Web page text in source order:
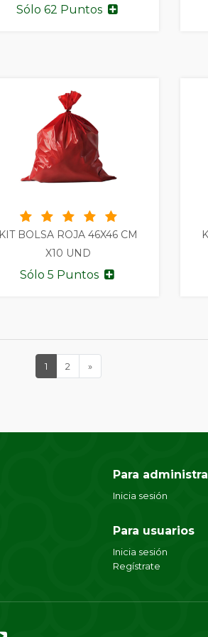
Sólo 62 Puntos
KIT BOLSA ROJA 46X46 CM
X10 UND
Sólo 5 Puntos
1 (current)
2 »
Para
Inicia sesión
Para usuarios
Inicia sesión
Regístrate